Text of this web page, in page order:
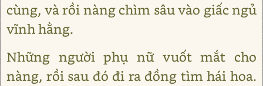
cùng, và rồi nàng chìm sâu vào giấc ngủ
vĩnh hằng.
Những người phụ nữ vuốt mắt cho
nàng, rồi sau đó đi ra đồng tìm hái hoa.